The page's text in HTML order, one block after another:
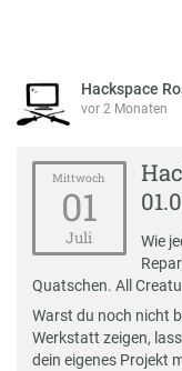
Hackspace
vor 2 Monaten
Mittwoch
01
Juli
Wie
Quatschen. All
Warst du noch nicht
Werkstatt zeigen,
dein eigenes Projekt